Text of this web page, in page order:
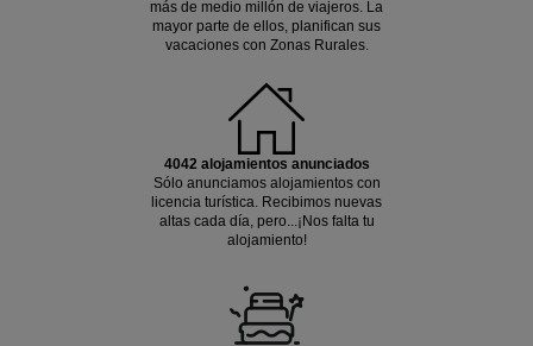
más de medio millón de viajeros. La
mayor parte de ellos, planifican sus
vacaciones con Zonas Rurales.
4042 alojamientos anunciados
Sólo anunciamos alojamientos con
licencia turística. Recibimos nuevas
altas cada día, pero...¡Nos falta tu
alojamiento!